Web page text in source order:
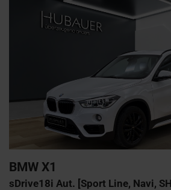
BMW X1
sDrive18i Aut. [Sport Line, Navi,